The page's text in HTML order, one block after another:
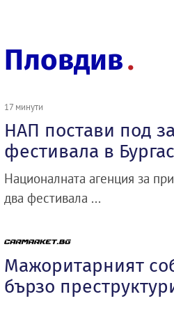
Пловдив
17 минути
НАП постави под
фестивала в
Националната агенция за
два фестивала ...
Мажоритарният
бързо